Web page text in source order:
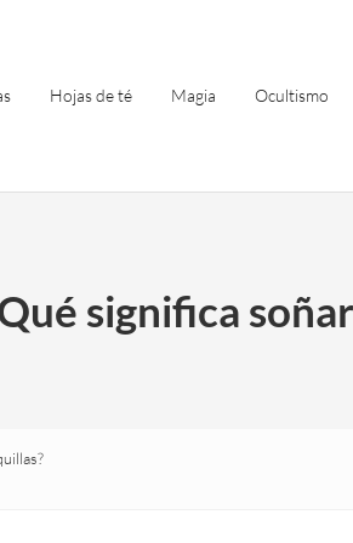
Hojas de té Magia Ocultismo
significa